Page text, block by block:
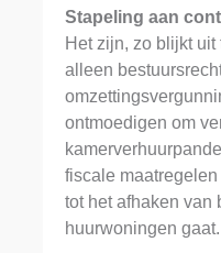
Stapeling aan
Het zijn, zo blijkt
alleen
ontmoedigen om
fiscale
tot het afhaken van
huurwoningen gaat.